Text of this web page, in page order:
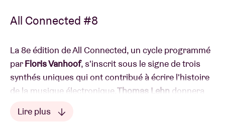
All Connected #8
La 8e édition de All Connected, un cycle programmé
parFloris Vanhoof, s'inscrit sous le signe de trois
synthés uniques qui ont contribué à écrire l'histoire
de la musique électronique. Thomas Lehn donnera
viendra avec le Serge Modulaire Synth qu'il a lui-
Lire plus